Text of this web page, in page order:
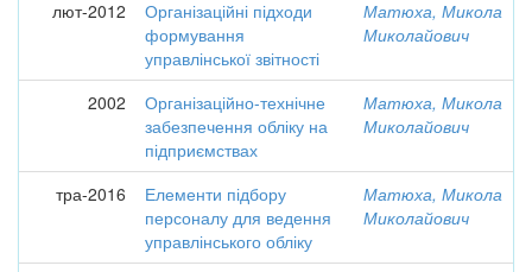
лют-2012
Організаційні підходи
формування
управлінської звітності
Матюха, Микола
Миколайович
2002
Організаційно-технічне
забезпечення обліку на
підприємствах
Матюха, Микола
Миколайович
тра-2016
Елементи підбору
персоналу для ведення
управлінського обліку
Матюха, Микола
Миколайович